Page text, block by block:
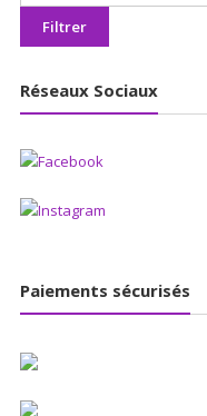
max
Filtrer
Réseaux Sociaux
Paiements sécurisés